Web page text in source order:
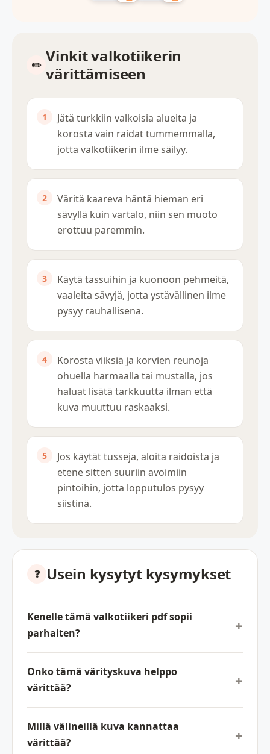
Vinkit valkotiikerin
värittämiseen
Jätä turkkiin valkoisia alueita ja
korosta vain raidat tummemmalla,
jotta valkotiikerin ilme säilyy.
Väritä kaareva häntä hieman eri
sävyllä kuin vartalo, niin sen muoto
erottuu paremmin.
Käytä tassuihin ja kuonoon pehmeitä,
vaaleita sävyjä, jotta ystävällinen ilme
pysyy rauhallisena.
Korosta viiksiä ja korvien reunoja
ohuella harmaalla tai mustalla, jos
haluat lisätä tarkkuutta ilman että
kuva muuttuu raskaaksi.
Jos käytät tusseja, aloita raidoista ja
etene sitten suuriin avoimiin
pintoihin, jotta lopputulos pysyy
siistinä.
Usein kysytyt kysymykset
Kenelle tämä valkotiikeri pdf sopii
parhaiten?
Onko tämä värityskuva helppo
värittää?
Millä välineillä kuva kannattaa
värittää?